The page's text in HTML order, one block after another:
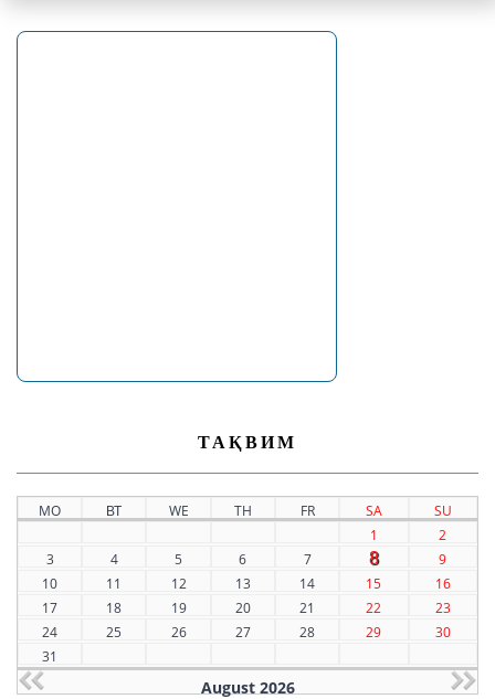
ТАҚВИМ
MO ВТ WE TH FR SA
SU
1
2
3
4 5 6 7 8
9
10
11 12 13 14 15
16
17
18 19 20 21 22
23
24
25 26 27 28 29
30
31
August 2026